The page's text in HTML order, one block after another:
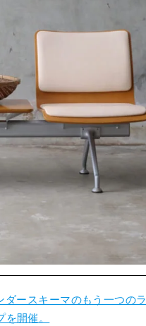
ースキーマのもう一つのラ
開催。